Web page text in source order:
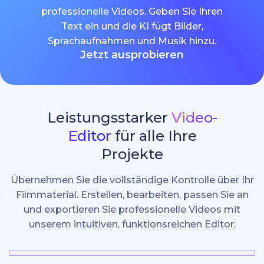
professionelle Videos. Geben Sie Ihren
Text ein und die KI fügt Bilder,
Sprachaufnahmen und Musik hinzu.
Jetzt ausprobieren
Leistungsstarker Video-
Editor für alle Ihre
Projekte
Übernehmen Sie die vollständige Kontrolle über Ihr
Filmmaterial. Erstellen, bearbeiten, passen Sie an
und exportieren Sie professionelle Videos mit
unserem intuitiven, funktionsreichen Editor.